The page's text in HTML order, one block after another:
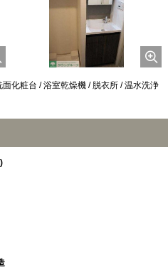
化粧台 / 浴室乾燥機 / 脱衣所 / 温水洗浄